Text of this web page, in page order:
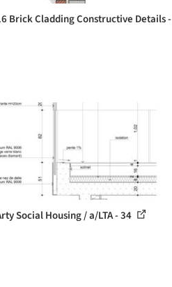
Brick Cladding Constructive Details -
Social Housing / a/LTA - 34